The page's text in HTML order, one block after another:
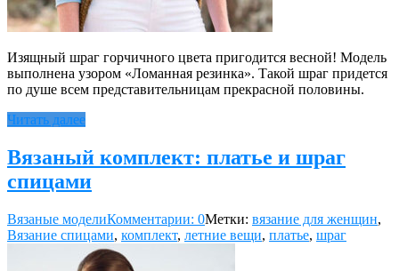
Изящный шраг горчичного цвета пригодится весной! Модель
выполнена узором «Ломанная резинка». Такой шраг придется
по душе всем представительницам прекрасной половины.
Читать далее
Вязаный комплект: платье и шраг
спицами
Вязаные моделиКомментарии: 0Метки: вязание для женщин,
Вязание спицами, комплект, летние вещи, платье, шраг